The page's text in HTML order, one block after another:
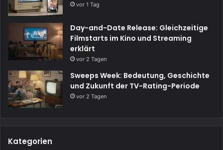
vor 1 Tag
Day-and-Date Release: Gleichzeitige
Filmstarts im Kino und Streaming
erklärt
vor 2 Tagen
Sweeps Week: Bedeutung, Geschichte
und Zukunft der TV-Rating-Periode
vor 2 Tagen
Kategorien